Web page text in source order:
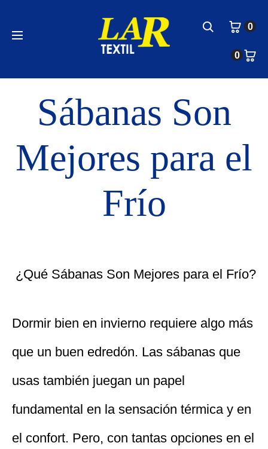
Search
0
0
Sábanas Son
Mejores para el
Frío
¿Qué Sábanas Son Mejores para el Frío?
Dormir bien en invierno requiere algo más
que un buen edredón. Las sábanas que
usas también juegan un papel
fundamental en la sensación térmica y en
el confort. Pero, con tantas opciones en el